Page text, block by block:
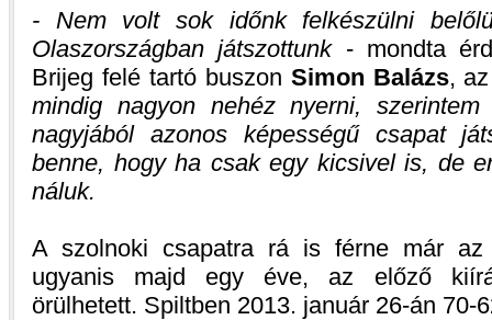
- Nem volt sok időnk felkészülni
Olaszországban játszottunk- mondta
Brijeg felé tartó buszon Simon Balázs,
mindig nagyon nehéz nyerni,
nagyjából azonos képességű csapat
benne, hogy ha csak egy kicsivel is, de
náluk.
A szolnoki csapatra rá is férne már az
ugyanis majd egy éve, az előző
örülhetett. Spiltben 2013. január 26-án 70-